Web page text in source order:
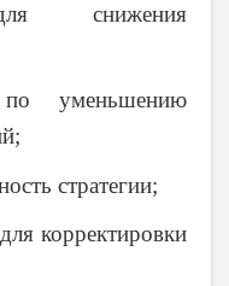
снижения
уменьшению
стратегии;
корректировки